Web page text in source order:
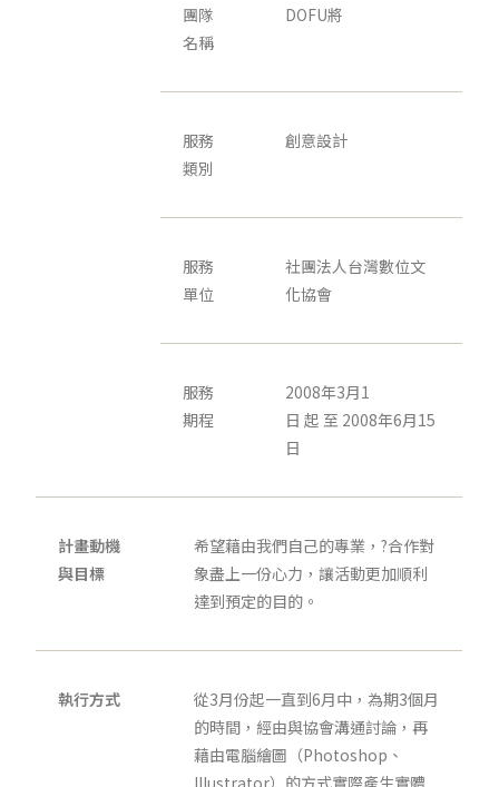
團隊
名稱
DOFU將
服務
類別
創意設計
服務
單位
社團法人台灣數位文
化協會
服務
期程
2008年3月1
日 起 至 2008年6月15
日
計畫動機
與目標
希望藉由我們自己的專業，?合作對
象盡上一份心力，讓活動更加順利
達到預定的目的。
執行方式
從3月份起一直到6月中，為期3個月
的時間，經由與協會溝通討論，再
藉由電腦繪圖（Photoshop、
Illustrator）的方式實際產生實體